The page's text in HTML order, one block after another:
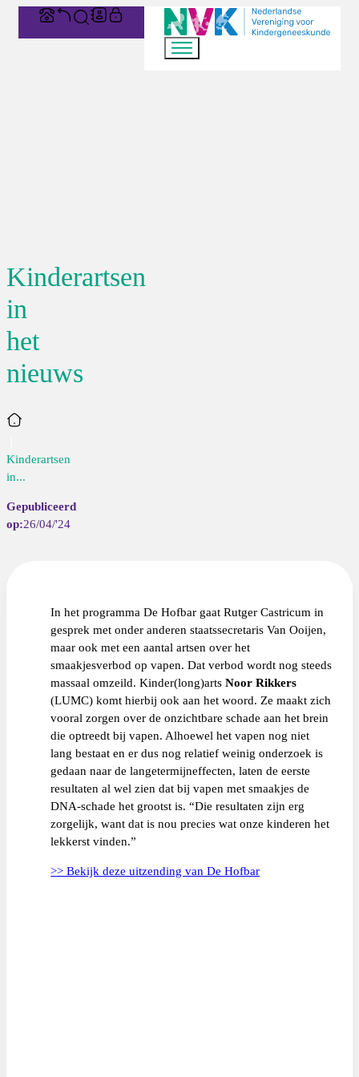
Kinderartsen
in
het
nieuws
Home
Kinderartsen
in...
26/04/'24
In het programma De Hofbar gaat Rutger Castricum in
gesprek met onder anderen staatssecretaris Van Ooijen,
maar ook met een aantal artsen over het
smaakjesverbod op vapen. Dat verbod wordt nog steeds
massaal omzeild. Kinder(long)artsNoor Rikkers
(LUMC) komt hierbij ook aan het woord. Ze maakt zich
vooral zorgen over de onzichtbare schade aan het brein
die optreedt bij vapen. Alhoewel het vapen nog niet
lang bestaat en er dus nog relatief weinig onderzoek is
gedaan naar de langetermijneffecten, laten de eerste
resultaten al wel zien dat bij vapen met smaakjes de
DNA-schade het grootst is. “Die resultaten zijn erg
zorgelijk, want dat is nou precies wat onze kinderen het
lekkerst vinden.”
>> Bekijk deze uitzending van De Hofbar